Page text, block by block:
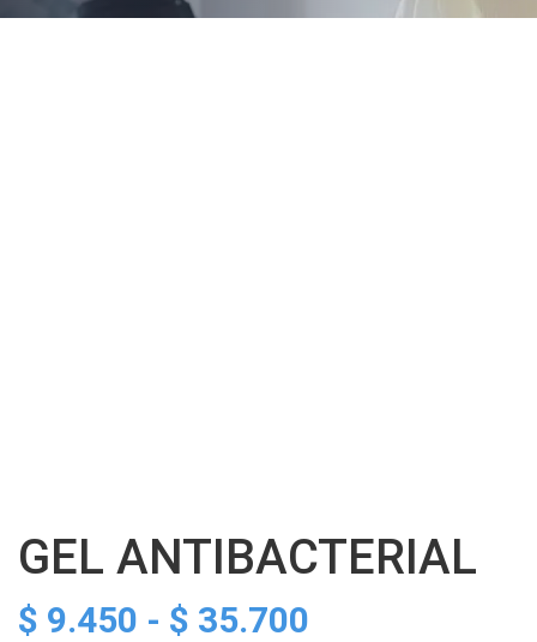
GEL ANTIBACTERIAL
$ 9.450 - $ 35.700